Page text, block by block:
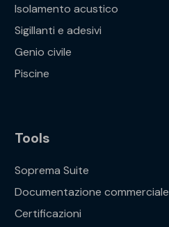
Isolamento acustico
Sigillanti e adesivi
Genio civile
Piscine
Tools
Soprema Suite
Documentazione commerciale
Certificazioni